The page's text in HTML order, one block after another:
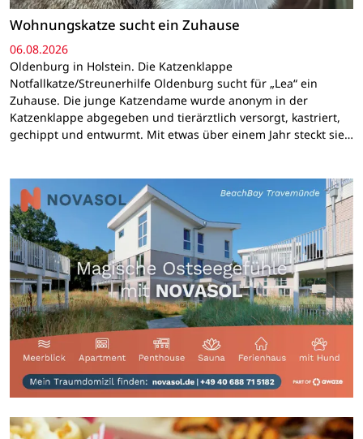
Wohnungskatze sucht ein Zuhause
06.08.2026
Oldenburg in Holstein. Die Katzenklappe
Notfallkatze/Streunerhilfe Oldenburg sucht für „Lea“ ein
Zuhause. Die junge Katzendame wurde anonym in der
Katzenklappe abgegeben und tierärztlich versorgt, kastriert,
gechippt und entwurmt. Mit etwas über einem Jahr steckt sie…